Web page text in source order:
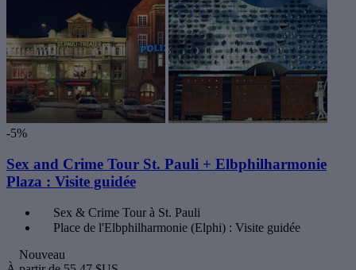
-5%
Sex and Crime Tour St. Pauli + Elbphilharmonie
Plaza : Visite guidée
Sex & Crime Tour à St. Pauli
Place de l'Elbphilharmonie (Elphi) : Visite guidée
Nouveau